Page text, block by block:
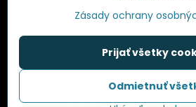
©2026
Predvoľby súkromiaZásady
Zásady ochrany
Prijať všetky
Odmietnuť